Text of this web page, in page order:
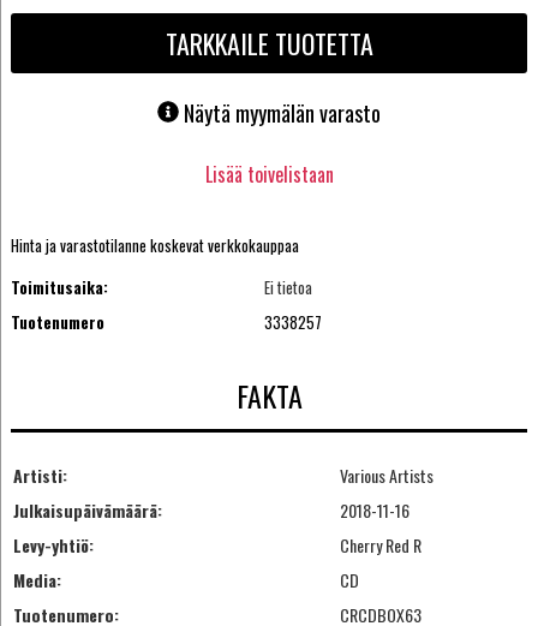
TARKKAILE TUOTETTA
Näytä myymälän varasto
Lisää toivelistaan
Hinta ja varastotilanne koskevat verkkokauppaa
Toimitusaika:
Ei tietoa
Tuotenumero
3338257
FAKTA
Artisti:
Various Artists
Julkaisupäivämäärä:
2018-11-16
Levy-yhtiö:
Cherry Red R
Media:
CD
Tuotenumero:
CRCDBOX63